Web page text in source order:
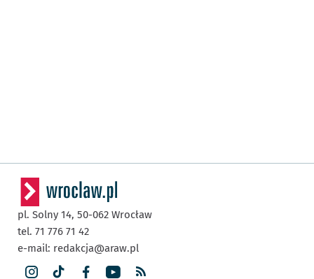
pl. Solny 14, 50-062 Wrocław
tel. 71 776 71 42
e-mail: redakcja@araw.pl